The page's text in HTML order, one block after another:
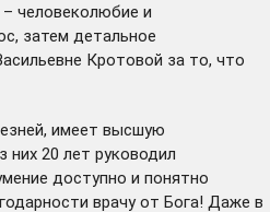
человеколюбие и
затем детальное
Кротовой за то, что
имеет высшую
20 лет руководил
доступно и понятно
врачу от Бога! Даже в